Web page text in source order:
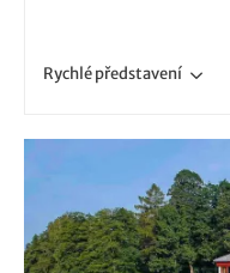
Rychlépředstavení